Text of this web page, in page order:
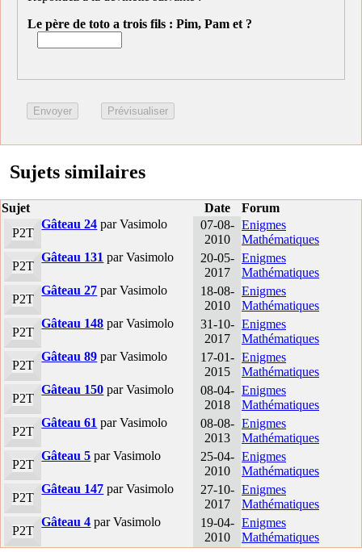
Le père de toto a trois fils : Pim, Pam et ?
Sujets similaires
Sujet Date
Forum
P2T
Gâteau 24 par Vasimolo
07-08-
2010
Enigmes
Mathématiques
P2T
Gâteau 131 par Vasimolo
20-05-
2017
Enigmes
Mathématiques
P2T
Gâteau 27 par Vasimolo
18-08-
2010
Enigmes
Mathématiques
P2T
Gâteau 148 par Vasimolo
31-10-
2017
Enigmes
Mathématiques
P2T
Gâteau 89 par Vasimolo
17-01-
2015
Enigmes
Mathématiques
P2T
Gâteau 150 par Vasimolo
08-04-
2018
Enigmes
Mathématiques
P2T
Gâteau 61 par Vasimolo
08-08-
2013
Enigmes
Mathématiques
P2T
Gâteau 5 par Vasimolo
25-04-
2010
Enigmes
Mathématiques
P2T
Gâteau 147 par Vasimolo
27-10-
2017
Enigmes
Mathématiques
P2T
Gâteau 4 par Vasimolo
19-04-
2010
Enigmes
Mathématiques